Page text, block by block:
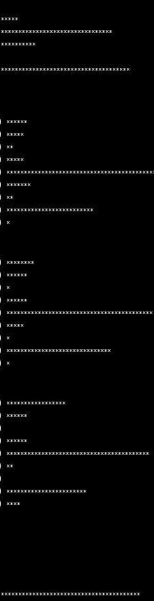
*****
********************************
**********
*************************************
******
*****
**
*****
*******
**
*************************
*
********
******
*
******
******************************************
*****
*
******************************
*
*****************
******
******
*****************************************
**
***********************
****
****************************************